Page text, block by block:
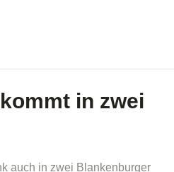
in zwei
auch in zwei Blankenburger